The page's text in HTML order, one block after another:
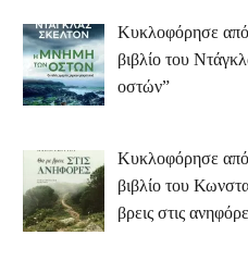
Κυκλοφόρησε από
βιβλίο του
οστών”
Κυκλοφόρησε από
βιβλίο του
βρεις στις